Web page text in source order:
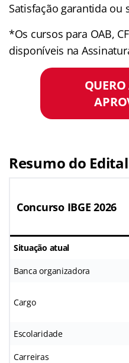
Satisfação garantida ou
*Os cursos para OAB,
disponíveis na
Resumo do Edital
Concurso IBGE 2026
Situação atual
Banca organizadora
Cargo
Escolaridade
Carreiras